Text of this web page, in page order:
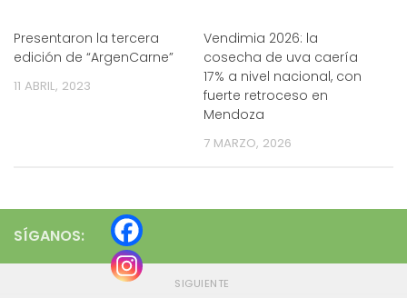
Presentaron la tercera
edición de “ArgenCarne”
11 ABRIL, 2023
Vendimia 2026: la
cosecha de uva caería
17% a nivel nacional, con
fuerte retroceso en
Mendoza
7 MARZO, 2026
SÍGANOS:
SIGUIENTE